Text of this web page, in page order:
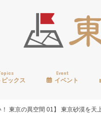
ピックス
Event
イベント
！ 東京の異空間 01】 東京砂漠を天